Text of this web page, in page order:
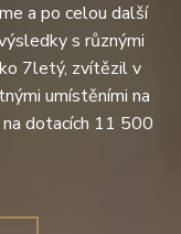
a po celou další
s různými
7letý, zvítězil v
umístěními na
dotacích 11 500